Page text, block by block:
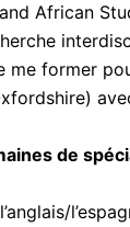
African
me former
de